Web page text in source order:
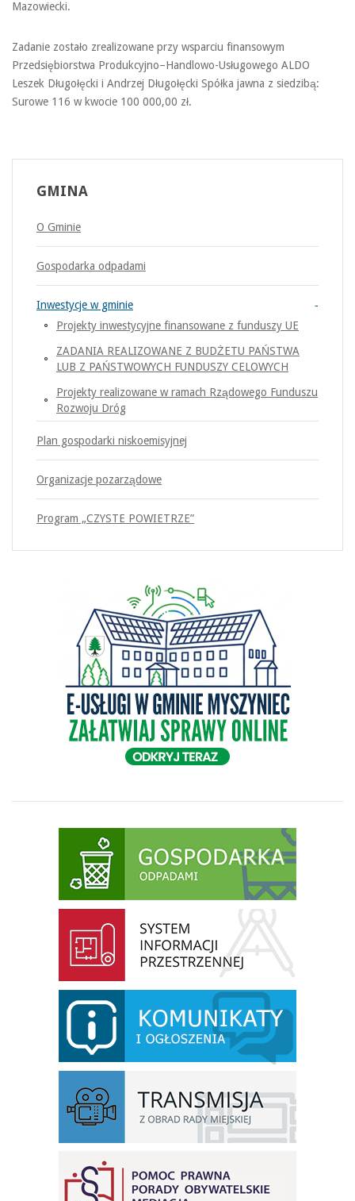
Mazowiecki.
Zadanie zostało zrealizowane przy wsparciu finansowym
Przedsiębiorstwa Produkcyjno–Handlowo-Usługowego ALDO
Leszek Długołęcki i Andrzej Długołęcki Spółka jawna z siedzibą:
Surowe 116 w kwocie 100 000,00 zł.
GMINA
O Gminie
Gospodarka odpadami
Inwestycje w gminie
Projekty inwestycyjne finansowane z funduszy UE
ZADANIA REALIZOWANE Z BUDŻETU PAŃSTWA
LUB Z PAŃSTWOWYCH FUNDUSZY CELOWYCH
Projekty realizowane w ramach Rządowego Funduszu
Rozwoju Dróg
Plan gospodarki niskoemisyjnej
Organizacje pozarządowe
Program „CZYSTE POWIETRZE”